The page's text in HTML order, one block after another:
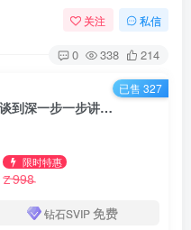
关注 私信
0 338 214
2024千川全域投流精品实操：由谈到深一步一步讲解，教你直播带货（15节）
限时特惠
Z998
钻石SVIP免费
已售 327